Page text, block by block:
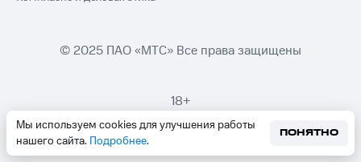
Мы используем cookies для улучшения работы
нашего сайта. Подробнее.
ПОНЯТНО
© 2025 ПАО «МТС» Все права защищены
18+